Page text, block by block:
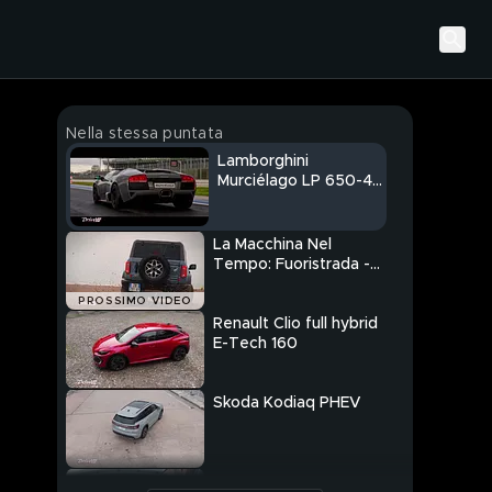
Nella stessa puntata
Lamborghini
Murciélago LP 650-4
PROSSIMO VIDEO
La Macchina Nel
Tempo: Fuoristrada -
Renault Clio full hybrid
E-Tech 160
Skoda Kodiaq PHEV